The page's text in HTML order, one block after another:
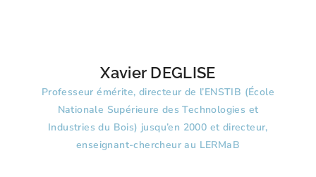
Xavier DEGLISE
Professeur émérite, directeur de l’ENSTIB (École
Nationale Supérieure des Technologies et
Industries du Bois) jusqu’en 2000 et directeur,
enseignant-chercheur au LERMaB